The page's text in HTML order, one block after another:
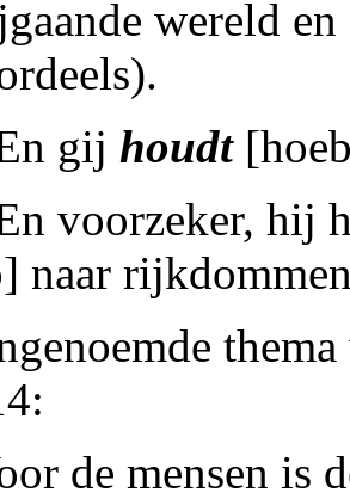
wereld
gij houdt
voorzeker, hij
naar
de mensen is